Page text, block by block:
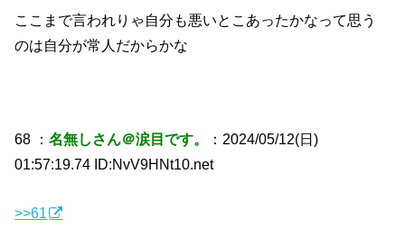
ここまで言われりゃ自分も悪いとこあったかなって思う
のは自分が常人だからかな
68 ：名無しさん＠涙目です。
：2024/05/12(日)
01:57:19.74 ID:NvV9HNt10.net
>>61